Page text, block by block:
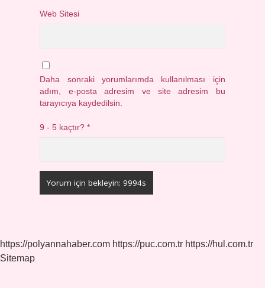
Web Sitesi
Daha sonraki yorumlarımda kullanılması için
adım, e-posta adresim ve site adresim bu
tarayıcıya kaydedilsin.
9 - 5 kaçtır?*
https://polyannahaber.com https://puc.com.tr https://hul.com.tr
Sitemap